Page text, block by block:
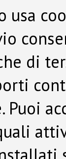
usa
di
Puoi